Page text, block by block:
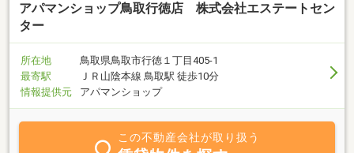
アパマンショップ鳥取行徳店 株式会社エステートセン
ター
所在地
鳥取県鳥取市行徳１丁目405-1
最寄駅
ＪＲ山陰本線 鳥取駅 徒歩10分
情報提供元
アパマンショップ
この不動産会社が取り扱う